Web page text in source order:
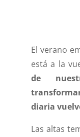
El verano
está a la
de
diaria
Las altas